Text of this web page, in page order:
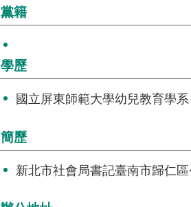
黨籍
學歷
國立屏東師範大學幼兒教育學系
簡歷
新北市社會局書記臺南市歸仁